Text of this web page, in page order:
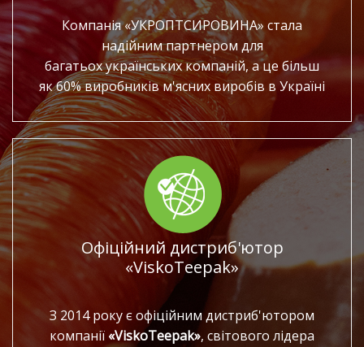
Компанія«УКРОПТСИРОВИНА» стала
надійним партнером для
багатьох українських компаній, аце більш
як60% виробників м'ясних виробів в Україні
Офіційний дистриб'ютор
«ViskoTeepak»
З 2014 року є офіційним дистриб'ютором
компанії «ViskoTeepak», світового лідера